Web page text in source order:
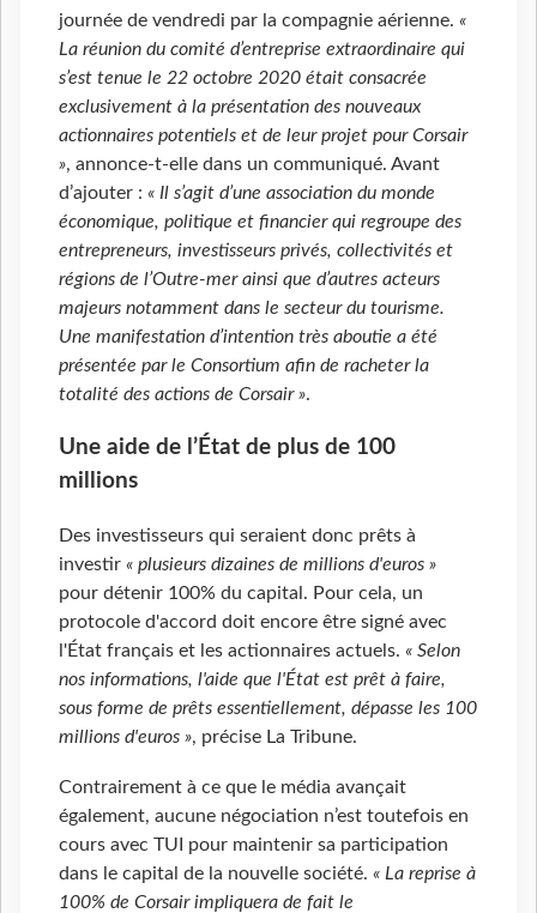
journée de vendredi par la compagnie aérienne. «
La réunion du comité d’entreprise extraordinaire qui
s’est tenue le 22 octobre 2020 était consacrée
exclusivement à la présentation des nouveaux
actionnaires potentiels et de leur projet pour Corsair
», annonce-t-elle dans un communiqué. Avant
d’ajouter : « Il s’agit d’une association du monde
économique, politique et financier qui regroupe des
entrepreneurs, investisseurs privés, collectivités et
régions de l’Outre-mer ainsi que d’autres acteurs
majeurs notamment dans le secteur du tourisme.
Une manifestation d’intention très aboutie a été
présentée par le Consortium afin de racheter la
totalité des actions de Corsair ».
Une aide de l’État de plus de 100
millions
Des investisseurs qui seraient donc prêts à
investir « plusieurs dizaines de millions d'euros »
pour détenir 100% du capital. Pour cela, un
protocole d'accord doit encore être signé avec
l'État français et les actionnaires actuels. « Selon
nos informations, l'aide que l'État est prêt à faire,
sous forme de prêts essentiellement, dépasse les 100
millions d'euros », précise La Tribune.
Contrairement à ce que le média avançait
également, aucune négociation n’est toutefois en
cours avec TUI pour maintenir sa participation
dans le capital de la nouvelle société. « La reprise à
100% de Corsair impliquera de fait le